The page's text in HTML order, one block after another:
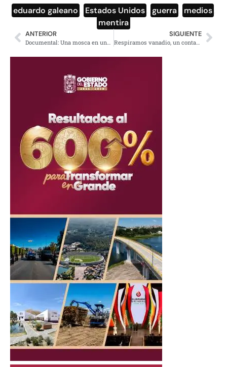
eduardo galeano Estados Unidos guerra medios
mentira
ANTERIOR SIGUIENTE
Respiramos vanadio, un contaminante dañino, informa la UNAM